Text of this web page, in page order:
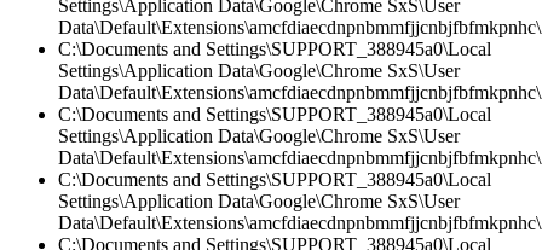
Settings\Application Data\Google\Chrome SxS\User
C:\Documents and Settings\SUPPORT_388945a0\Local
Settings\Application Data\Google\Chrome SxS\User
C:\Documents and Settings\SUPPORT_388945a0\Local
Settings\Application Data\Google\Chrome SxS\User
C:\Documents and Settings\SUPPORT_388945a0\Local
Settings\Application Data\Google\Chrome SxS\User
C:\Documents and Settings\SUPPORT_388945a0\Local